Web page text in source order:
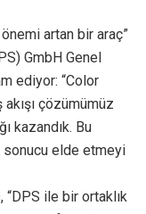
artan bir araç”
GmbH Genel
ediyor: “Color
çözümümüz
kazandık. Bu
elde etmeyi
“DPS ile bir ortaklık